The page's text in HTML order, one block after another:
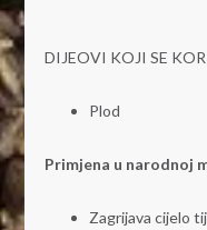
DIJEOVI KOJI SE
Plod
Primjena u narodnoj
Zagrijava cijelo